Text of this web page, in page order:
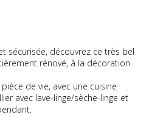
sécurisée, découvrez ce très bel
rénové, à la décoration
de vie, avec une cuisine
avec lave-linge/sèche-linge et